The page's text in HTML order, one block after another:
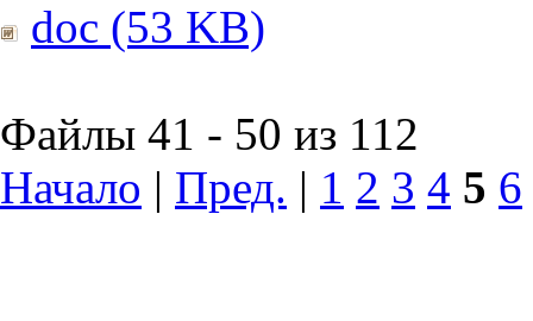
doc (53 KB)
Файлы 41 - 50 из 112
Начало | Пред. | 1 2 3 4 5 6